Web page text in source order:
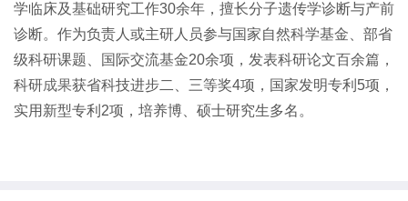
学临床及基础研究工作30余年，擅长分子遗传学诊断与产前
诊断。作为负责人或主研人员参与国家自然科学基金、部省
级科研课题、国际交流基金20余项，发表科研论文百余篇，
科研成果获省科技进步二、三等奖4项，国家发明专利5项，
实用新型专利2项，培养博、硕士研究生多名。